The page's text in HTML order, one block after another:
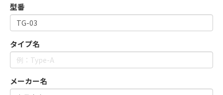
型番
タイプ名
メーカー名